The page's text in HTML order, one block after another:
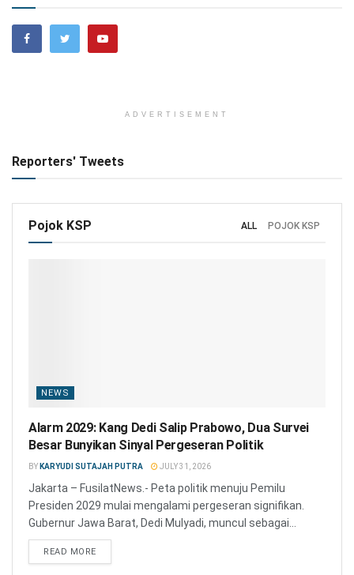
ADVERTISEMENT
Reporters' Tweets
Pojok KSP ALL POJOK KSP
NEWS
Alarm 2029: Kang Dedi Salip Prabowo, Dua Survei
Besar Bunyikan Sinyal Pergeseran Politik
BY KARYUDI SUTAJAH PUTRA JULY 31, 2026
Jakarta – FusilatNews.- Peta politik menuju Pemilu
Presiden 2029 mulai mengalami pergeseran signifikan.
Gubernur Jawa Barat, Dedi Mulyadi, muncul sebagai...
READ MORE